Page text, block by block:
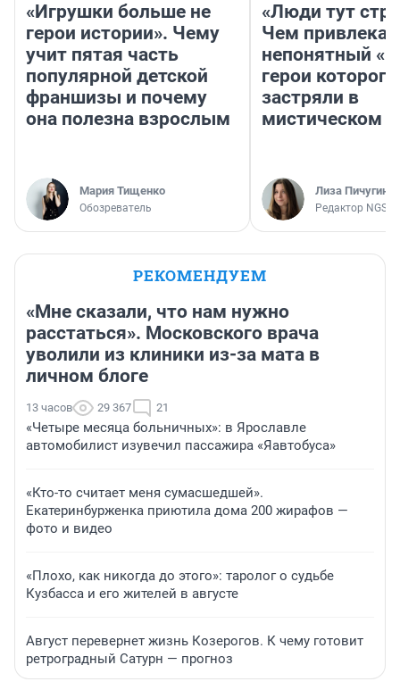
«Игрушки больше не
герои истории». Чему
учит пятая часть
популярной детской
франшизы и почему
она полезна взрослым
Мария Тищенко
Обозреватель
«Люди тут
Чем
непонятный
герои которого
застряли в
мистическом
Лиза Пичугина
Редактор
РЕКОМЕНДУЕМ
«Мне сказали, что нам нужно
расстаться». Московского врача
уволили из клиники из-за мата в
личном блоге
13 часов 29 367 21
«Четыре месяца больничных»: в Ярославле
автомобилист изувечил пассажира «Яавтобуса»
«Кто-то считает меня сумасшедшей».
Екатеринбурженка приютила дома 200 жирафов —
фото и видео
«Плохо, как никогда до этого»: таролог о судьбе
Кузбасса и его жителей в августе
Август перевернет жизнь Козерогов. К чему готовит
ретроградный Сатурн — прогноз